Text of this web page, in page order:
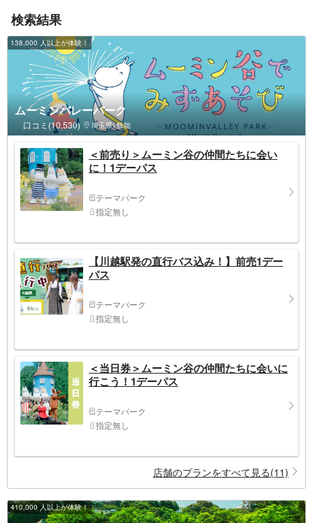
検索結果
138,000 人以上が体験！
ムーミンバレーパーク
口コミ(10,530) 埼玉県>飯能
＜前売り＞ムーミン谷の仲間たちに会い
に！1デーパス
テーマパーク
指定無し
【川越駅発の直行バス込み！】前売1デー
パス
テーマパーク
指定無し
＜当日券＞ムーミン谷の仲間たちに会いに
行こう！1デーパス
テーマパーク
指定無し
店舗のプランをすべて見る(11)
410,000 人以上が体験！